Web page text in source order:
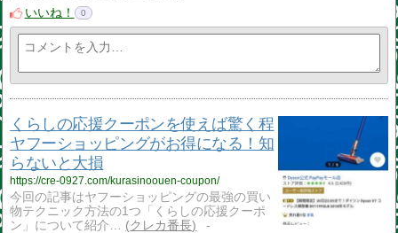
いいね！
0
くらしの応援クーポンを使えば驚く程
ヤフーショッピングがお得になる！知
らないと大損
https://cre-0927.com/kurasinoouen-coupon/
今回の記事はヤフーショッピングの最強の買い
物テクニック方法の1つ「くらしの応援クーポ
ン」について紹介…
クレカ番長
-